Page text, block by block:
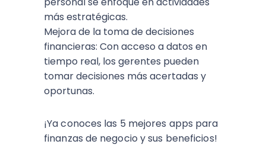
más estratégicas.
Mejora de la toma de decisiones
financieras: Con acceso a datos en
tiempo real, los gerentes pueden
tomar decisiones más acertadas y
oportunas.
¡Ya conoces las 5 mejores apps para
finanzas de negocio y sus beneficios!